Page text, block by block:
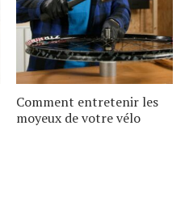
Comment entretenir les
moyeux de votre vélo